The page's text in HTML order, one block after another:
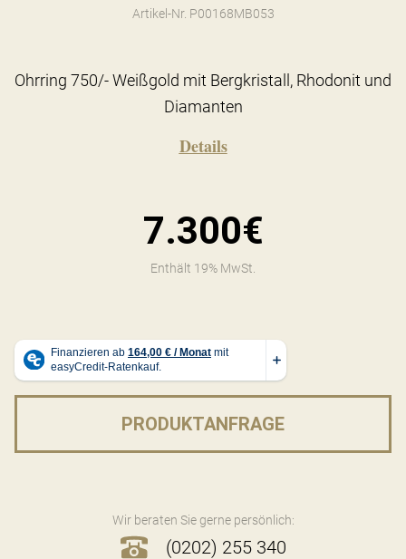
Artikel-Nr. P00168MB053
Ohrring 750/- Weißgold mit Bergkristall, Rhodonit und
Diamanten
Details
7.300€
Enthält 19% MwSt.
PRODUKTANFRAGE
Wir beraten Sie gerne persönlich:
(0202) 255 340